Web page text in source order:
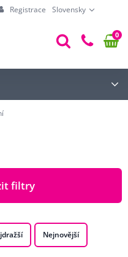
Registrace Slovensky
0
filtry
Nejnovější